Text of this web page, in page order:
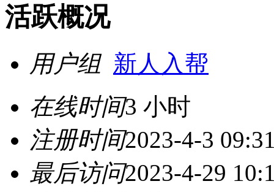
活跃概况
用户组 新人入帮
在线时间3 小时
注册时间2023-4-3
最后访问2023-4-29